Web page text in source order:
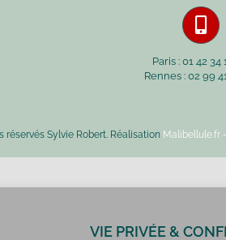
Paris : 01 42 34
Rennes : 02 99
réservés Sylvie Robert. Réalisation Malibellule.fr
VIE PRIVÉE &